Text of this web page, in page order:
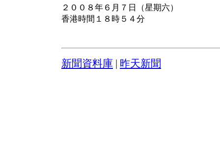
２００８年６月７日（星期六）
香港時間１８時５４分
新聞資料庫 昨天新聞